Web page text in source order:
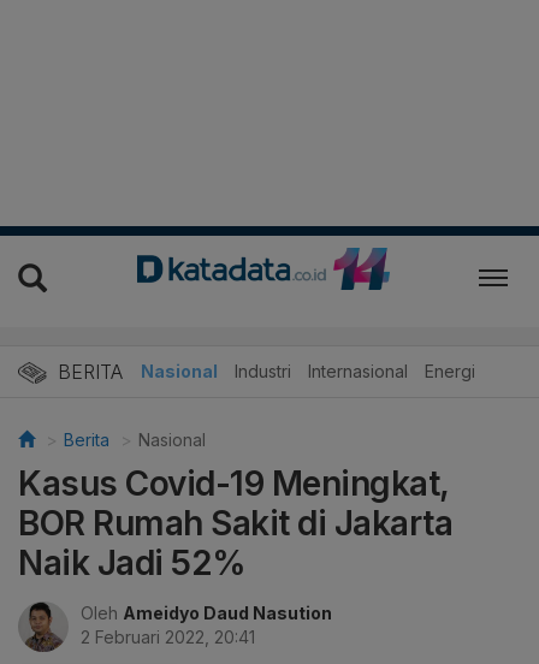
BERITA Nasional Industri Internasional Energi
Berita Nasional
Kasus Covid-19 Meningkat,
BOR Rumah Sakit di Jakarta
Naik Jadi 52%
Oleh Ameidyo Daud Nasution
2 Februari 2022, 20:41